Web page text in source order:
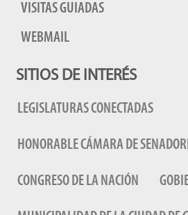
VISITAS GUIADAS
WEBMAIL
SITIOS DE INTERÉS
LEGISLATURAS CONECTADAS
HONORABLE CÁMARA DE
CONGRESO DE LA NACIÓN